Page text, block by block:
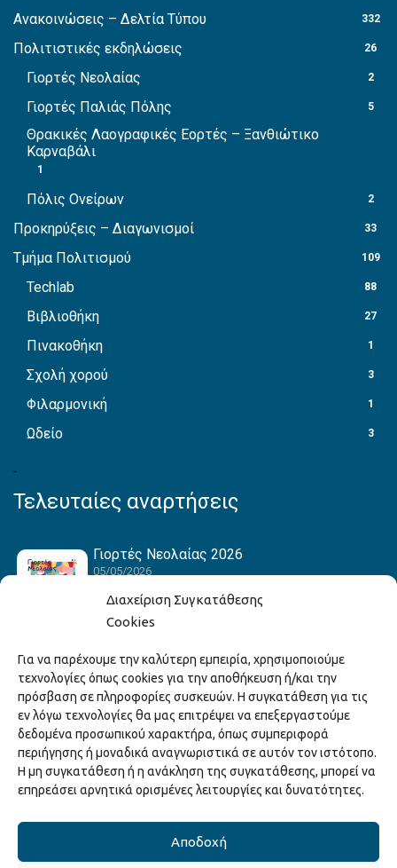
Διαχείριση Συγκατάθεσης
Cookies
Για να παρέχουμε την καλύτερη εμπειρία, χρησιμοποιούμε
τεχνολογίες όπως cookies για την αποθήκευση ή/και την
πρόσβαση σε πληροφορίες συσκευών. Η συγκατάθεση για τις
εν λόγω τεχνολογίες θα μας επιτρέψει να επεξεργαστούμε
δεδομένα προσωπικού χαρακτήρα, όπως συμπεριφορά
περιήγησης ή μοναδικά αναγνωριστικά σε αυτόν τον ιστότοπο.
Η μη συγκατάθεση ή η ανάκληση της συγκατάθεσης, μπορεί να
επηρεάσει αρνητικά ορισμένες λειτουργίες και δυνατότητες.
Αποδοχή
Ανακοινώσεις – Δελτία Τύπου 332
Πολιτιστικές εκδηλώσεις 26
Γιορτές Νεολαίας 2
Γιορτές Παλιάς Πόλης 5
Θρακικές Λαογραφικές Εορτές – Ξανθιώτικο
Καρναβάλι
1
Πόλις Ονείρων 2
Προκηρύξεις – Διαγωνισμοί 33
Τμήμα Πολιτισμού 109
Techlab 88
Βιβλιοθήκη 27
Πινακοθήκη 1
Σχολή χορού 3
Φιλαρμονική 1
Ωδείο 3
Τελευταίες αναρτήσεις
Γιορτές Νεολαίας 2026
05/05/2026
Hack the Match: Γνωρίζοντας τα Αμερικανικά
Αθλήματα! Δημιουργώντας το Δικό σου
Game Story!
22/04/2026
Ξάνθη – Πόλις Ονείρων Μουσικών Σχολείων
2026
15/04/2026